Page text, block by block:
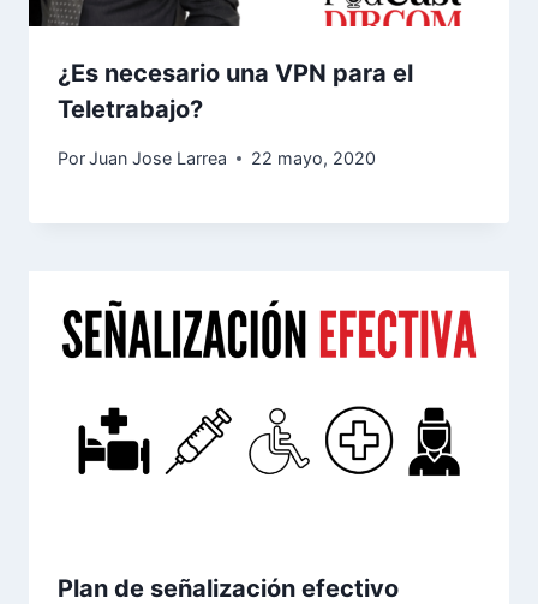
¿Es necesario una VPN para el
Teletrabajo?
PorJuan Jose Larrea 22 mayo, 2020
Plan de señalización efectivo